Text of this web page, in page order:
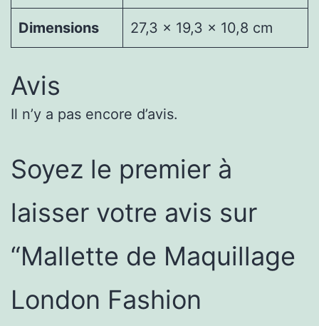
Dimensions 27,3 × 19,3 × 10,8 cm
Avis
Il n’y a pas encore d’avis.
Soyez le premier à
laisser votre avis sur
“Mallette de Maquillage
London Fashion